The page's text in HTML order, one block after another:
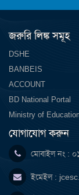
জরুরি লিঙ্ক সমূহ
DSHE
BANBEIS
ACCOUNT
BD National Portal
Ministry of
যোগাযোগ করুন
মোবাইল নং :
ইমেইল :